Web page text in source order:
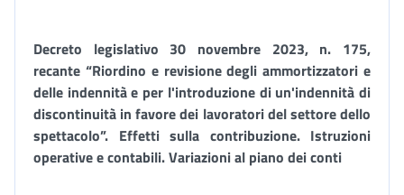
Decreto legislativo 30 novembre 2023, n. 175,
recante “Riordino e revisione degli ammortizzatori e
delle indennità e per l'introduzione di un'indennità di
discontinuità in favore dei lavoratori del settore dello
spettacolo”. Effetti sulla contribuzione. Istruzioni
operative e contabili.Variazioni al piano dei conti